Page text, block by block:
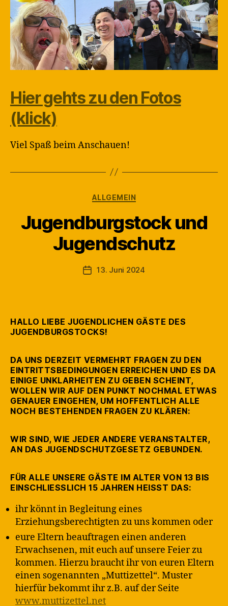
Hier gehts zu den Fotos
(klick)
Viel Spaß beim Anschauen!
Kategorien
ALLGEMEIN
Jugendburgstock und
Jugendschutz
Beitragsautor
V
o
n
a
Veröffentlichungsdatum
13. Juni 2024
HALLO LIEBE JUGENDLICHEN GÄSTE DES
JUGENDBURGSTOCKS!
DA UNS DERZEIT VERMEHRT FRAGEN ZU DEN
EINTRITTSBEDINGUNGEN ERREICHEN UND ES DA
EINIGE UNKLARHEITEN ZU GEBEN SCHEINT,
WOLLEN WIR AUF DEN PUNKT NOCHMAL ETWAS
GENAUER EINGEHEN, UM HOFFENTLICH ALLE
NOCH BESTEHENDEN FRAGEN ZU KLÄREN:
WIR SIND, WIE JEDER ANDERE VERANSTALTER,
AN DAS JUGENDSCHUTZGESETZ GEBUNDEN.
FÜR ALLE UNSERE GÄSTE IM ALTER VON 13 BIS
EINSCHLIESSLICH 15 JAHREN HEISST DAS:
ihr könnt in Begleitung eines
Erziehungsberechtigten zu uns kommen oder
eure Eltern beauftragen einen anderen
Erwachsenen, mit euch auf unsere Feier zu
kommen. Hierzu braucht ihr von euren Eltern
einen sogenannten „Muttizettel“. Muster
hierfür bekommt ihr z.B. auf der Seite
www.muttizettel.net